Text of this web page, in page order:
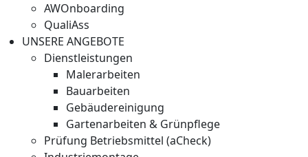
AWOnboarding
QualiAss
UNSERE ANGEBOTE
Dienstleistungen
Malerarbeiten
Bauarbeiten
Gebäudereinigung
Gartenarbeiten & Grünpflege
Prüfung Betriebsmittel (aCheck)